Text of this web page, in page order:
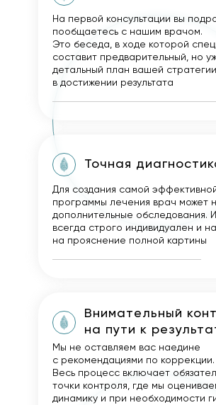
На первой консультации вы
пообщаетесь с нашим врачом.
Это беседа, в ходе которой
составит предварительный, но
детальный план вашей стратегии
в достижении результата
Мы не оставляем вас наедине
с рекомендациями по коррекции.
Весь процесс включает
точки контроля, где мы
динамику и при необходимости
Внимательный
на пути к
Для создания самой
программы лечения врач может
дополнительные обследования.
всегда строго индивидуален и
на прояснение полной картины
Точная